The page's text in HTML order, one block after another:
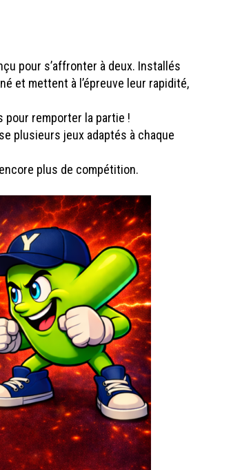
pour s’affronter à deux. Installés
et mettent à l’épreuve leur rapidité,
remporter la partie !
plusieurs jeux adaptés à chaque
plus de compétition.